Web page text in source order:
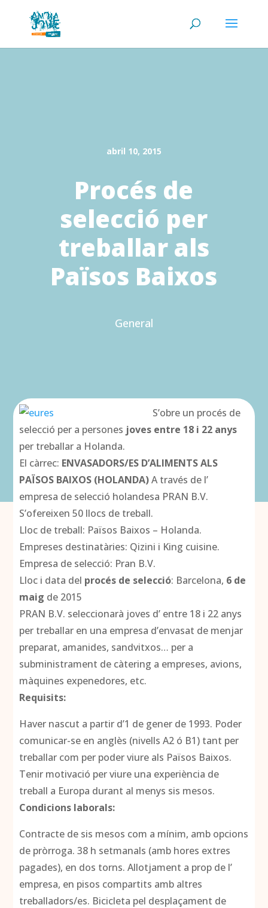
abril 10, 2015
Procés de
selecció per
treballar als
Països Baixos
General
S’obre un procés de
selecció per a persones joves entre 18 i 22 anys
per treballar a Holanda.
El càrrec: ENVASADORS/ES D’ALIMENTS ALS
PAÏSOS BAIXOS (HOLANDA)A través de l’
empresa de selecció holandesa PRAN B.V.
S’ofereixen 50 llocs de treball.
Lloc de treball: Països Baixos – Holanda.
Empreses destinatàries: Qizini i King cuisine.
Empresa de selecció: Pran B.V.
Lloc i data del procés de selecció: Barcelona, 6 de
maig de 2015
PRAN B.V. seleccionarà joves d’ entre 18 i 22 anys
per treballar en una empresa d’envasat de menjar
preparat, amanides, sandvitxos… per a
subministrament de càtering a empreses, avions,
màquines expenedores, etc.
Requisits:
Haver nascut a partir d’1 de gener de 1993. Poder
comunicar-se en anglès (nivells A2 ó B1) tant per
treballar com per poder viure als Països Baixos.
Tenir motivació per viure una experiència de
treball a Europa durant al menys sis mesos.
Condicions laborals:
Contracte de sis mesos com a mínim, amb opcions
de pròrroga. 38 h setmanals (amb hores extres
pagades), en dos torns. Allotjament a prop de l’
empresa, en pisos compartits amb altres
treballadors/es. Bicicleta pel desplaçament de